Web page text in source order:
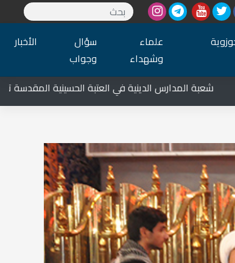
علماء
وشهداء
سؤال
وجواب
الأخبار
المدارس الدينية في العتبة الحسينية المقدسة تشارك في